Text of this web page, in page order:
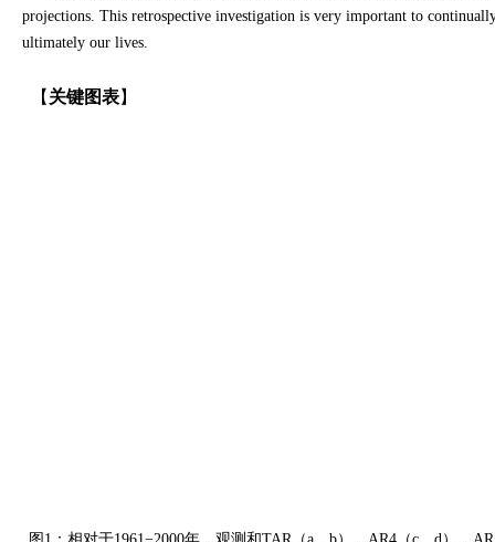
projections. This retrospective investigation is very important to
ultimately our lives.
【 关键图表】